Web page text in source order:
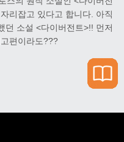
리잡고 있다고 합니다. 아직
던 소설 <다이버전트>!! 먼저
편이라도???